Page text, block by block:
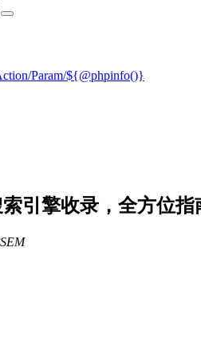
Param/${@phpinfo()}
引擎收录，全方位指